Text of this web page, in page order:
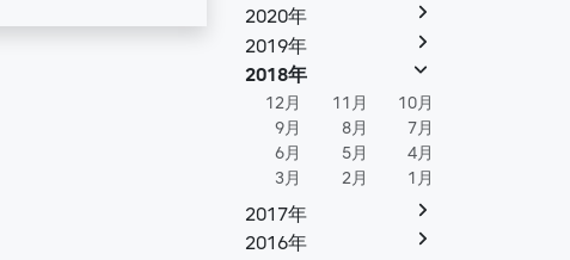
2020年
2019年
2018年
12月 11月
10月
9月
8月
7月
6月
5月
4月
3月
2月 1月
2017年
2016年